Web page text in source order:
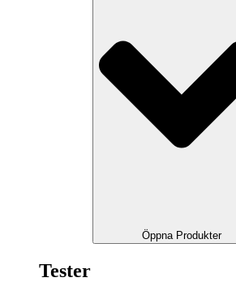
Öppna Produkter
Tester